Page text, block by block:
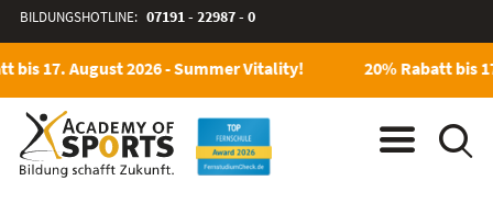
BILDUNGSHOTLINE: 07191 - 22987 - 0
bis 17. August 2026 - Summer Vitality! 20% Rabatt bis